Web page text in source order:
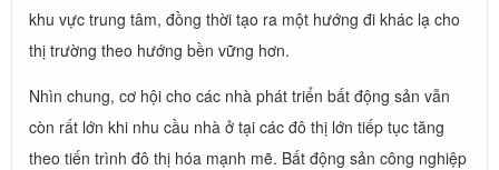
khu vực trung tâm, đồng thời tạo ra một hướng đi khác lạ cho
thị trường theo hướng bền vững hơn.
Nhìn chung, cơ hội cho các nhà phát triển bất động sản vẫn
còn rất lớn khi nhu cầu nhà ở tại các đô thị lớn tiếp tục tăng
theo tiến trình đô thị hóa mạnh mẽ. Bất động sản công nghiệp